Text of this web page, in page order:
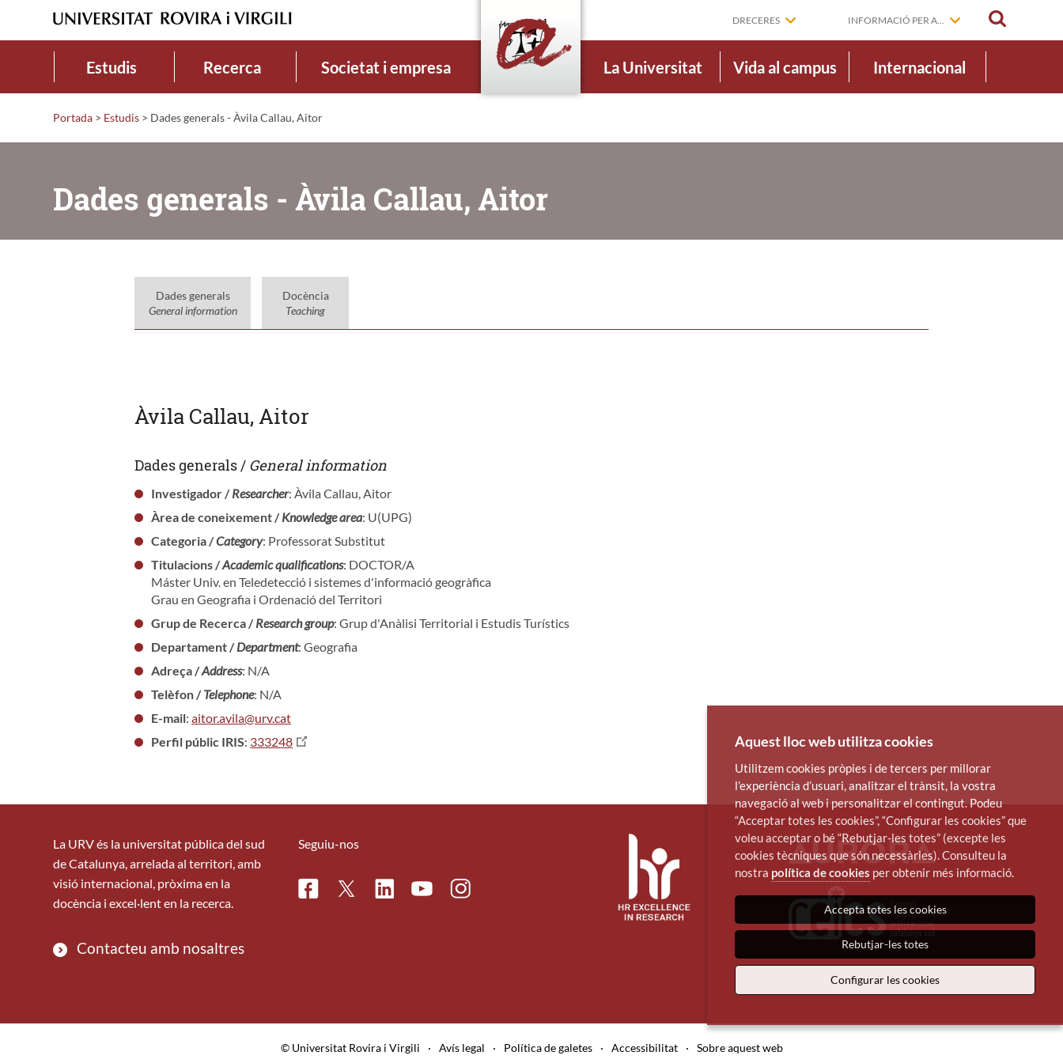
DRECERES INFORMACIÓ PER A...
Estudis Recerca Societat i empresa La Universitat Vida al campus Internacional
Portada > Estudis > Dades generals - Àvila Callau, Aitor
Dades generals - Àvila Callau, Aitor
Dades generals
General information
Docència
Teaching
Àvila Callau, Aitor
Dades generals / General information
Investigador /Researcher: Àvila Callau, Aitor
Àrea de coneixement /Knowledge area: U(UPG)
Categoria /Category: Professorat Substitut
Titulacions /Academic qualifications: DOCTOR/A
Máster Univ. en Teledetecció i sistemes d'informació geogràfica
Grau en Geografia i Ordenació del Territori
Grup de Recerca /Research group: Grup d'Anàlisi Territorial i Estudis Turístics
Departament /Department: Geografia
Adreça /Address: N/A
Telèfon /Telephone: N/A
E-mail:aitor.avila@urv.cat
Perfil públic IRIS: 333248
La URV és la universitat pública del sud
de Catalunya, arrelada al territori, amb
visió internacional, pròxima en la
docència i excel·lent en la recerca.
Contacteu amb nosaltres
Seguiu-nos
FacebookTwitterLinkedinYoutubeInstagram
© Universitat Rovira i Virgili · Avís legal · Política de galetes · Accessibilitat · Sobre aquest web
Aquest lloc web utilitza cookies
Utilitzem cookies pròpies i de tercers per millorar
l’experiència d’usuari, analitzar el trànsit, la vostra
navegació al web i personalitzar el contingut. Podeu
“Acceptar totes les cookies”, “Configurar les cookies” que
voleu acceptar o bé “Rebutjar-les totes” (excepte les
cookies tècniques que són necessàries). Consulteu la
nostra política de cookies per obtenir més informació.
Accepta totes les cookies
Rebutjar-les totes
Configurar les cookies